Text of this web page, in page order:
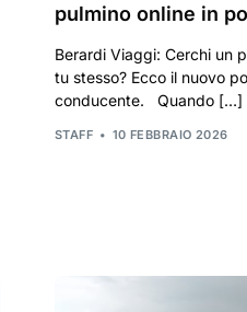
pulmino online in
Berardi Viaggi: Cerchi un
tu stesso? Ecco il nuovo
conducente. Quando […]
STAFF 10 FEBBRAIO 2026